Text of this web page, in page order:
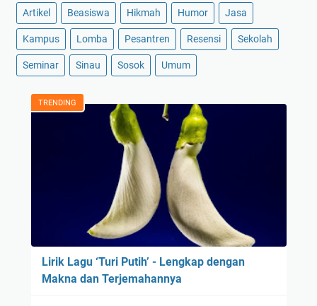
Artikel Beasiswa Hikmah Humor Jasa
Kampus Lomba Pesantren Resensi Sekolah
Seminar Sinau Sosok Umum
TRENDING
Lirik Lagu ‘Turi Putih’ - Lengkap dengan
Makna dan Terjemahannya